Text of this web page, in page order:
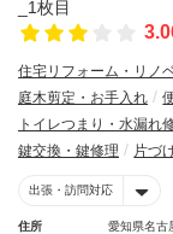
住宅リフォーム・リノ
庭木剪定・お手入れ
トイレつまり・水漏れ
鍵交換・鍵修理
片づ
出張・訪問対応
住所 愛知県名古